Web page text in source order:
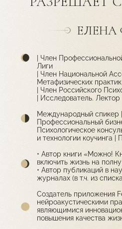
ЕЛЕНА
| Член
Лиги
| Член Национальной
Метафизических практик
| Член Российского
| Исследователь. Лектор
Международный спикер |
Профессиональный
Психологическое
и технологии коучинга |
• Автор книги «Можно!
включить жизнь на
• Автор публикаций в
журналах (в т.ч. из
Создатель приложения
нейроакустическими
являющимися
повышения качества